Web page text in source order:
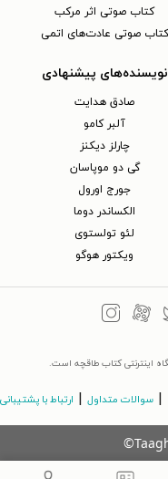
کتاب صوتی اثر مرکب
کتاب صوتی عادت‌های اتمی
نویسنده‌های پیشنهادی
صادق هدایت
آلبر کامو
چارلز دیکنز
گی دو موپاسان
جورج اورول
الکساندر دوما
لئو تولستوی
ویکتور هوگو
اینترنتی کتاب طاقچه است.
سوالات متداول ارتباط با پشتیبانی